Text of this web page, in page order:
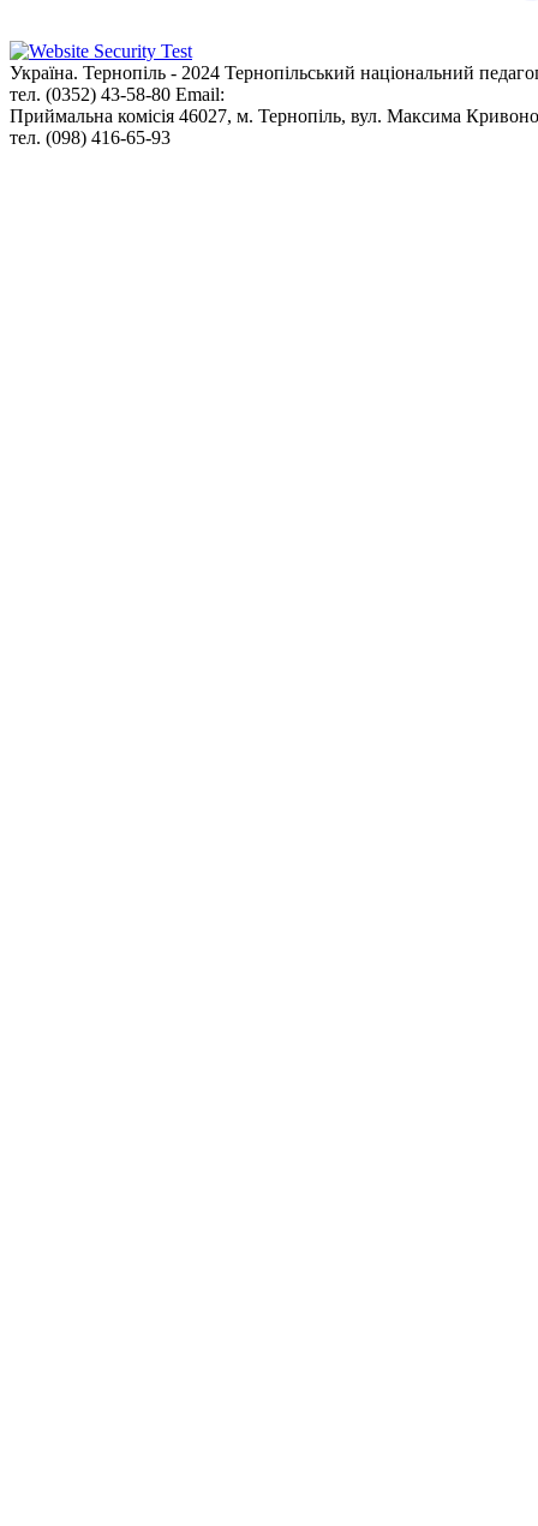
Україна. Тернопіль - 2024 Тернопільський національний
тел. (0352) 43-58-80 Email:
Приймальна комісія 46027, м. Тернопіль, вул. Максима
тел. (098) 416-65-93